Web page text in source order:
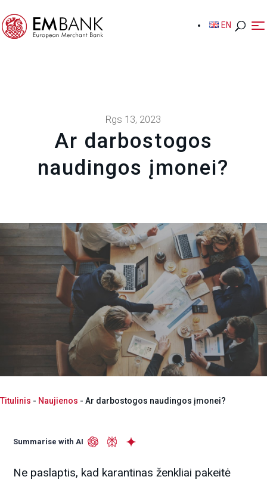
EN
EN
Rgs 13, 2023
Ar darbostogos
naudingos įmonei?
Titulinis - Naujienos - Ar darbostogos naudingos įmonei?
Summarise with AI
Ne paslaptis, kad karantinas ženkliai pakeitė